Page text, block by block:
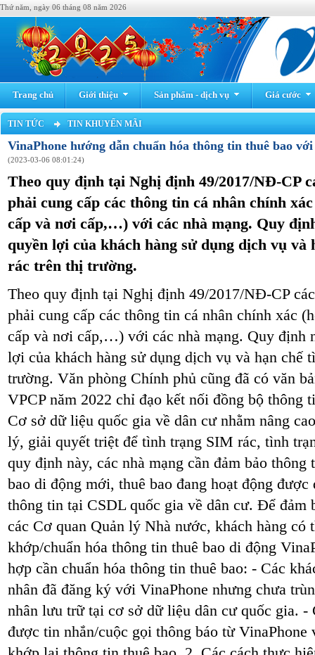
Thứ năm, ngày 06 tháng 08 năm 2026
Trang chủ Giới thiệu Sản phẩm - dịch vụ Giá cước
TIN TỨC TIN KHUYẾN MÃI
VinaPhone hướng dẫn chuẩn hóa thông tin thuê bao
(2023-03-06 08:01:24)
Theo quy định tại Nghị định 49/2017/NĐ-CP
phải cung cấp các thông tin cá nhân chính
cấp và nơi cấp,…) với các nhà mạng. Quy
quyền lợi của khách hàng sử dụng dịch vụ
rác trên thị trường.
Theo quy định tại Nghị định 49/2017/NĐ-CP
phải cung cấp các thông tin cá nhân chính xác
cấp và nơi cấp,…) với các nhà mạng. Quy định
lợi của khách hàng sử dụng dịch vụ và hạn chế
trường. Văn phòng Chính phủ cũng đã có văn
VPCP năm 2022 chỉ đạo kết nối đồng bộ thông
Cơ sở dữ liệu quốc gia về dân cư nhằm nâng
lý, giải quyết triệt để tình trạng SIM rác, tình
quy định này, các nhà mạng cần đảm bảo thông
bao di động mới, thuê bao đang hoạt động
thông tin tại CSDL quốc gia về dân cư. Để đảm
các Cơ quan Quản lý Nhà nước, khách hàng có
khớp/chuẩn hóa thông tin thuê bao di động
hợp cần chuẩn hóa thông tin thuê bao: - Các
nhân đã đăng ký với VinaPhone nhưng chưa
nhân lưu trữ tại cơ sở dữ liệu dân cư quốc gia. -
được tin nhắn/cuộc gọi thông báo từ VinaPhone